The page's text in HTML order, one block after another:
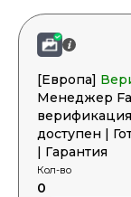
[Европа]
Менеджер
доступен |
| Гарантия
Кол-во
0